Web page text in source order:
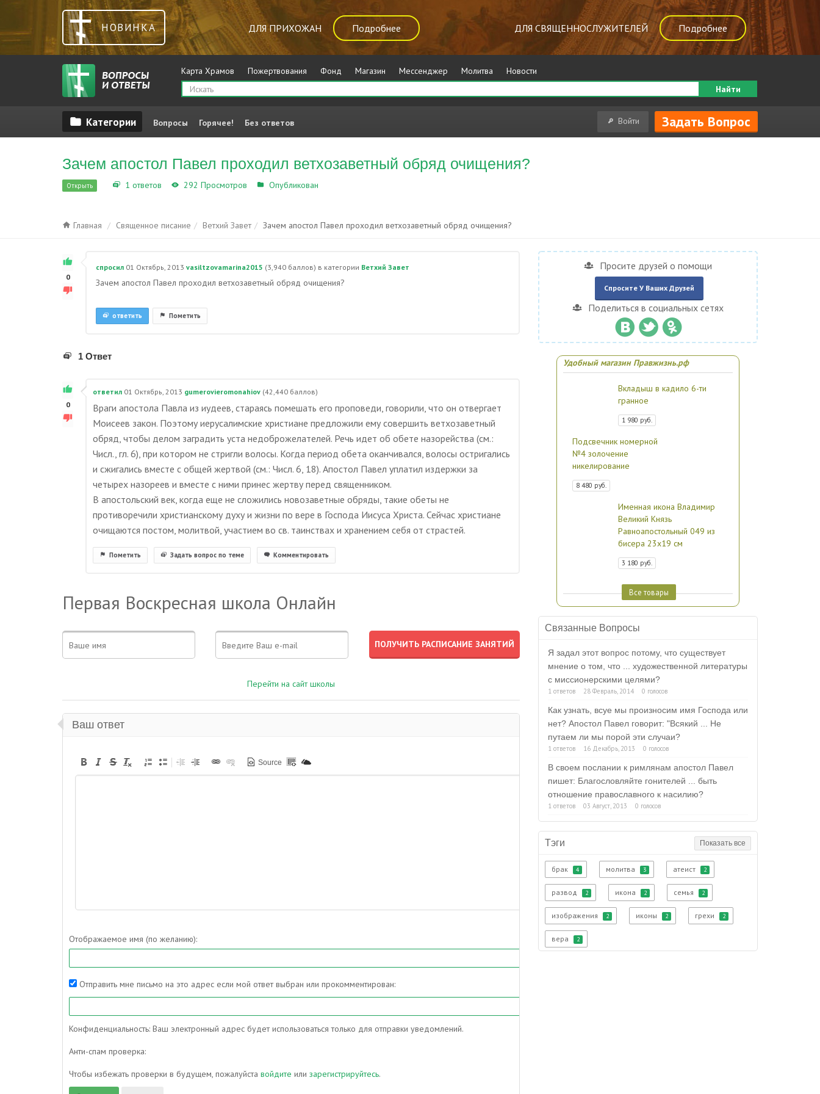
НОВИНКА ДЛЯ ПРИХОЖАН Подробнее ДЛЯ СВЯЩЕННОСЛУЖИТЕЛЕЙ Подробнее
Карта Храмов Пожертвования Фонд Магазин Мессенджер Молитва
Новости
Найти
Вопросы Горячее! Без ответов Войти Задать Вопрос
Зачем апостол Павел проходил ветхозаветный обряд очищения?
Открыть 1 ответов 292 Просмотров Опубликован
Главная Священное писание Ветхий Завет Зачем апостол Павел проходил ветхозаветный обряд очищения?
0
спросил 01 Октябрь, 2013 vasiltzovamarina2015 (3,940 баллов) в категории Ветхий Завет
Зачем апостол Павел проходил ветхозаветный обряд очищения?
Пометить
ответить
1 Ответ
0
ответил 01 Октябрь, 2013 gumerovieromonahiov (42,440 баллов)
Враги апостола Павла из иудеев, стараясь помешать его проповеди, говорили, что он отвергает
Моисеев закон. Поэтому иерусалимские христиане предложили ему совершить ветхозаветный
обряд, чтобы делом заградить уста недоброжелателей. Речь идет об обете назорейства (см.:
Числ., гл. 6), при котором не стригли волосы. Когда период обета оканчивался, волосы остригались
и сжигались вместе с общей жертвой (см.: Числ. 6, 18). Апостол Павел уплатил издержки за
четырех назореев и вместе с ними принес жертву перед священником.
В апостольский век, когда еще не сложились новозаветные обряды, такие обеты не
противоречили христианскому духу и жизни по вере в Господа Иисуса Христа. Сейчас христиане
очищаются постом, молитвой, участием во св. таинствах и хранением себя от страстей.
Пометить Задать вопрос по теме Комментировать
Первая Воскресная школа Онлайн
Перейти на сайт школы
Ваш ответ
Source
Отображаемое имя (по желанию):
Отправить мне письмо на это адрес если мой ответ выбран или прокомментирован:
Конфиденциальность: Ваш электронный адрес будет использоваться только для отправки уведомлений.
Анти-спам проверка:
Чтобы избежать проверки в будущем, пожалуйста войдите или зарегистрируйтесь.
Просите друзей о помощи
Спросите У Ваших Друзей
Поделиться в социальных сетях
Удобный магазин Правжизнь.рф
Вкладыш в кадило 6-ти
гранное
1 980 руб.
Подсвечник номерной
№4 золочение
никелирование
8 480 руб.
Именная икона Владимир
Великий Князь
Равноапостольный 049 из
бисера 23х19 см
3 180 руб.
Все товары
Связанные Вопросы
Я задал этот вопрос потому, что существует
мнение о том, что ... художественной литературы
с миссионерскими целями?
1 ответов 28 Февраль, 2014 0 голосов
Как узнать, всуе мы произносим имя Господа или
нет? Апостол Павел говорит: "Всякий ... Не
путаем ли мы порой эти случаи?
1 ответов 16 Декабрь, 2013 0 голосов
В своем послании к римлянам апостол Павел
пишет: Благословляйте гонителей ... быть
отношение православного к насилию?
1 ответов 03 Август, 2013 0 голосов
Тэги Показать все
брак 4 молитва 3 атеист 2
развод 2 икона 2 семья 2
изображения 2 иконы 2 грехи 2
вера 2